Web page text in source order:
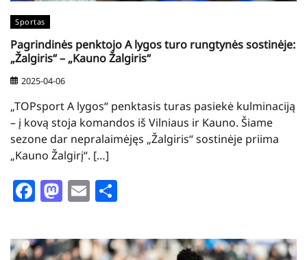
Sportas
Pagrindinės penktojo A lygos turo rungtynės sostinėje:
„Žalgiris“ – „Kauno Žalgiris“
2025-04-06
„TOPsport A lygos“ penktasis turas pasiekė kulminaciją
– į kovą stoja komandos iš Vilniaus ir Kauno. Šiame
sezone dar nepralaimėjęs „Žalgiris“ sostinėje priima
„Kauno Žalgirį“. […]
Facebook
Mastodon
Email